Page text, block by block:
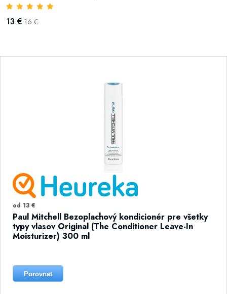
13 € 16 €
od 13 €
Paul Mitchell Bezoplachový kondicionér pre všetky
typy vlasov Original (The Conditioner Leave-In
Moisturizer) 300 ml
Porovnat